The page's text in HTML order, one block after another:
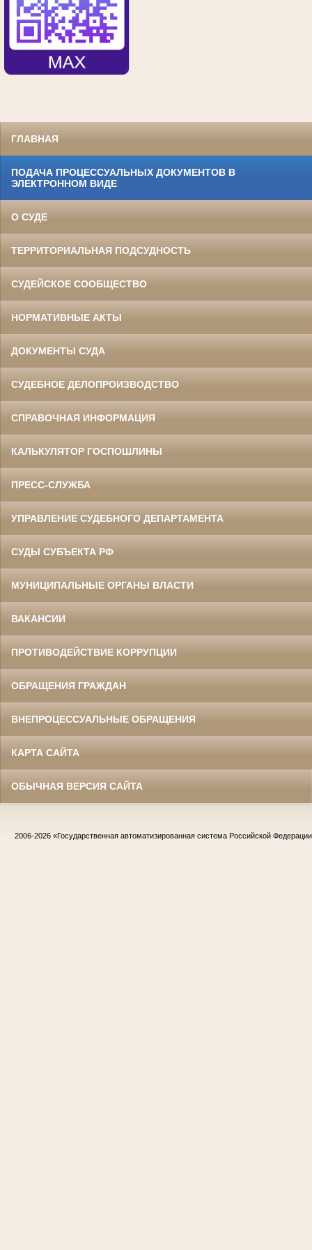
ГЛАВНАЯ
ПОДАЧА ПРОЦЕССУАЛЬНЫХ ДОКУМЕНТОВ В
ЭЛЕКТРОННОМ ВИДЕ
О СУДЕ
ТЕРРИТОРИАЛЬНАЯ ПОДСУДНОСТЬ
СУДЕЙСКОЕ СООБЩЕСТВО
НОРМАТИВНЫЕ АКТЫ
ДОКУМЕНТЫ СУДА
СУДЕБНОЕ ДЕЛОПРОИЗВОДСТВО
СПРАВОЧНАЯ ИНФОРМАЦИЯ
КАЛЬКУЛЯТОР ГОСПОШЛИНЫ
ПРЕСС-СЛУЖБА
УПРАВЛЕНИЕ СУДЕБНОГО ДЕПАРТАМЕНТА
СУДЫ СУБЪЕКТА РФ
МУНИЦИПАЛЬНЫЕ ОРГАНЫ ВЛАСТИ
ВАКАНСИИ
ПРОТИВОДЕЙСТВИЕ КОРРУПЦИИ
ОБРАЩЕНИЯ ГРАЖДАН
ВНЕПРОЦЕССУАЛЬНЫЕ ОБРАЩЕНИЯ
КАРТА САЙТА
ОБЫЧНАЯ ВЕРСИЯ САЙТА
2006-2026 «Государственная автоматизированная система Российской